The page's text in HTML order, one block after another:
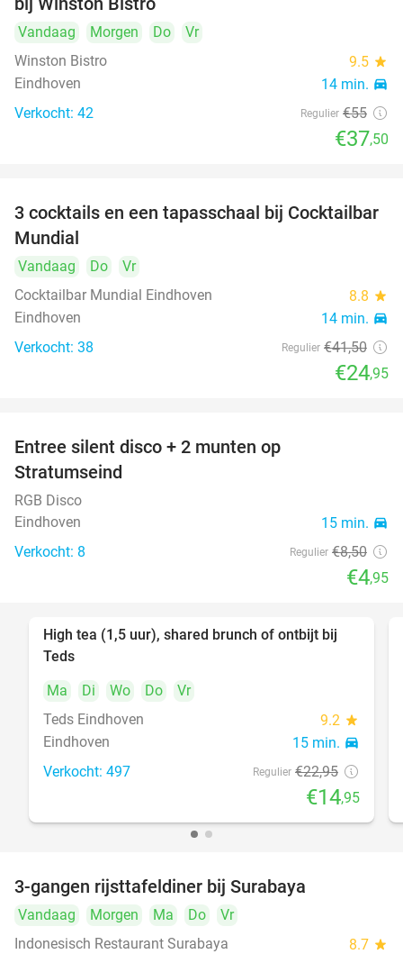
Vandaag Morgen Do
Vr
Winston Bistro
9.5 star
Eindhoven 14 min. directions_car
Verkocht: 42 Regulier €55
€37,50
40%
3 cocktails en een tapasschaal bij Cocktailbar
Mundial
Vandaag Do
Vr
Cocktailbar Mundial Eindhoven
8.8 star
Eindhoven 14 min. directions_car
Verkocht: 38 Regulier €41,50
€24,95
Entree silent disco + 2 munten op
Stratumseind
RGB Disco
Eindhoven
15 min. directions_car
Verkocht: 8 Regulier €8,50
€4,95
35%
High tea (1,5 uur), shared brunch of ontbijt bij
Teds
Ma
Di Wo Do
Vr
Teds Eindhoven
9.2 star
Eindhoven 15 min. directions_car
Verkocht: 497 Regulier €22,95
€14,95
3-gangen rijsttafeldiner bij Surabaya
Vandaag Morgen Ma Do
Vr
Indonesisch Restaurant Surabaya
8.7 star